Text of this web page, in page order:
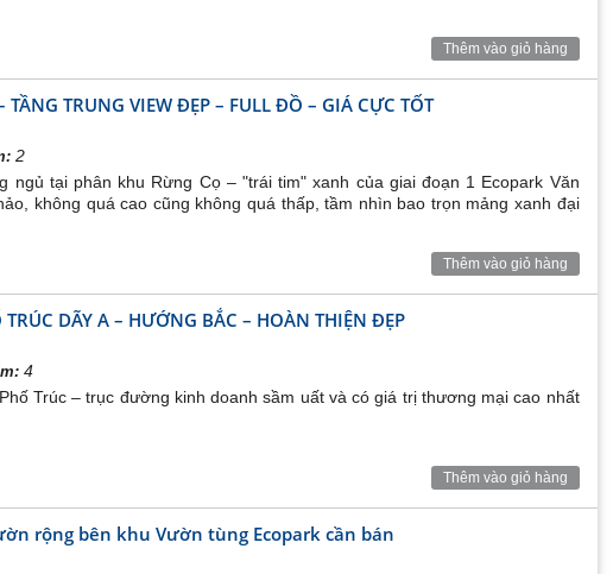
Thêm vào giỏ hàng
TRUNG VIEW ĐẸP – FULL ĐỒ – GIÁ CỰC TỐT
2
ngủ tại phân khu Rừng Cọ – "trái tim" xanh của giai đoạn 1 Ecopark Văn
không quá cao cũng không quá thấp, tầm nhìn bao trọn mảng xanh đại
Thêm vào giỏ hàng
DÃY A – HƯỚNG BẮC – HOÀN THIỆN ĐẸP
4
Trúc – trục đường kinh doanh sầm uất và có giá trị thương mại cao nhất
Thêm vào giỏ hàng
rộng bên khu Vườn tùng Ecopark cần bán